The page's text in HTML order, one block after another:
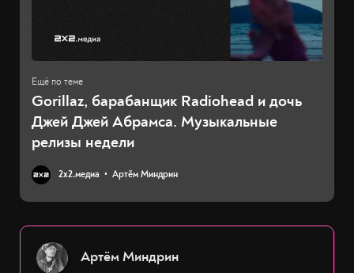
Gorillaz, барабанщик Radiohead и дочь
Джей Джей Абрамса. Музыкальные
релизы недели
2х2.медиа Артём Миндрин
Артём Миндрин